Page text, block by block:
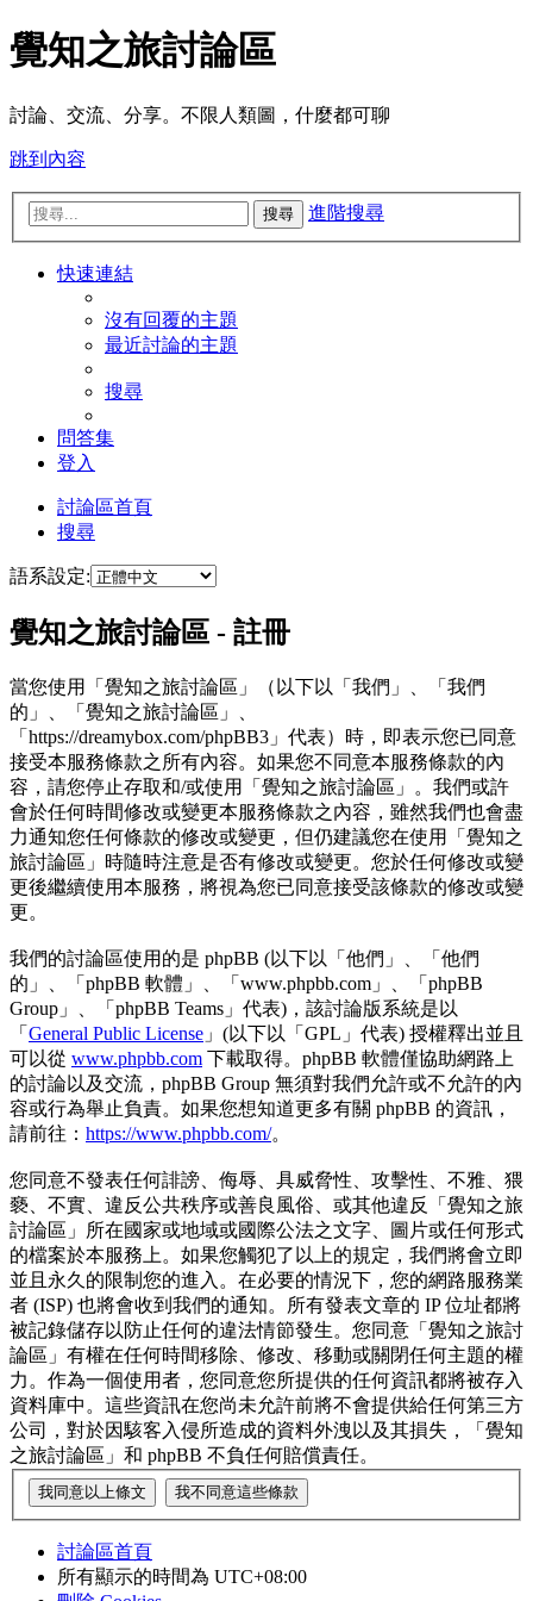
覺知之旅討論區
討論、交流、分享。不限人類圖，什麼都可聊
跳到內容
搜尋 進階搜尋
快速連結
沒有回覆的主題
最近討論的主題
搜尋
問答集
登入
討論區首頁
搜尋
語系設定:
覺知之旅討論區 - 註冊
當您使用「覺知之旅討論區」（以下以「我們」、「我們
的」、「覺知之旅討論區」、
「https://dreamybox.com/phpBB3」代表）時，即表示您已同意
接受本服務條款之所有內容。如果您不同意本服務條款的內
容，請您停止存取和/或使用「覺知之旅討論區」。我們或許
會於任何時間修改或變更本服務條款之內容，雖然我們也會盡
力通知您任何條款的修改或變更，但仍建議您在使用「覺知之
旅討論區」時隨時注意是否有修改或變更。您於任何修改或變
更後繼續使用本服務，將視為您已同意接受該條款的修改或變
更。
我們的討論區使用的是 phpBB (以下以「他們」、「他們
的」、「phpBB 軟體」、「www.phpbb.com」、「phpBB
Group」、「phpBB Teams」代表)，該討論版系統是以
「 General Public License 」(以下以「GPL」代表) 授權釋出並且
可以從 www.phpbb.com 下載取得。phpBB 軟體僅協助網路上
的討論以及交流，phpBB Group 無須對我們允許或不允許的內
容或行為舉止負責。如果您想知道更多有關 phpBB 的資訊，
請前往： https://www.phpbb.com/。
您同意不發表任何誹謗、侮辱、具威脅性、攻擊性、不雅、猥
褻、不實、違反公共秩序或善良風俗、或其他違反「覺知之旅
討論區」所在國家或地域或國際公法之文字、圖片或任何形式
的檔案於本服務上。如果您觸犯了以上的規定，我們將會立即
並且永久的限制您的進入。在必要的情況下，您的網路服務業
者 (ISP) 也將會收到我們的通知。所有發表文章的 IP 位址都將
被記錄儲存以防止任何的違法情節發生。您同意「覺知之旅討
論區」有權在任何時間移除、修改、移動或關閉任何主題的權
力。作為一個使用者，您同意您所提供的任何資訊都將被存入
資料庫中。這些資訊在您尚未允許前將不會提供給任何第三方
公司，對於因駭客入侵所造成的資料外洩以及其損失，「覺知
之旅討論區」和 phpBB 不負任何賠償責任。
討論區首頁
所有顯示的時間為 UTC+08:00